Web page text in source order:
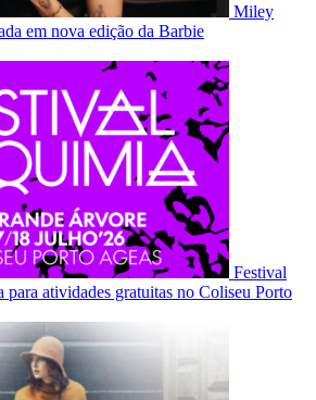
Miley
em nova edição da Barbie
Festival
atividades gratuitas no Coliseu Porto